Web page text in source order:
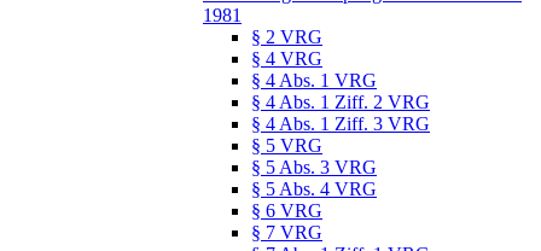
1981
§ 2 VRG
§ 4 VRG
§ 4 Abs. 1 VRG
§ 4 Abs. 1 Ziff. 2 VRG
§ 4 Abs. 1 Ziff. 3 VRG
§ 5 VRG
§ 5 Abs. 3 VRG
§ 5 Abs. 4 VRG
§ 6 VRG
§ 7 VRG